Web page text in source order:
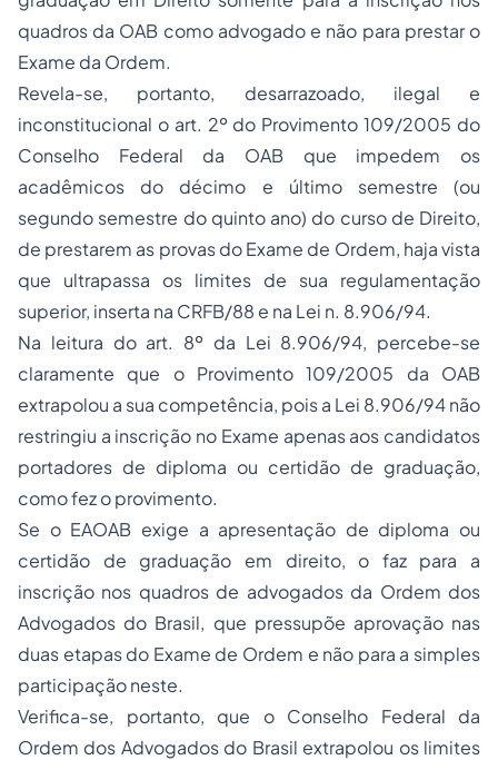
quadros da OAB como advogado e não para prestar o
Exame da Ordem.
Revela-se, portanto, desarrazoado, ilegal e
inconstitucional o art. 2º do Provimento 109/2005 do
Conselho Federal da OAB que impedem os
acadêmicos do décimo e último semestre (ou
segundo semestre do quinto ano) do curso de Direito,
de prestarem as provas do Exame de Ordem, haja vista
que ultrapassa os limites de sua regulamentação
superior, inserta na CRFB/88 e na Lei n. 8.906/94.
Na leitura do art. 8º da Lei 8.906/94, percebe-se
claramente que o Provimento 109/2005 da OAB
extrapolou a sua competência, pois a Lei 8.906/94 não
restringiu a inscrição no Exame apenas aos candidatos
portadores de diploma ou certidão de graduação,
como fez o provimento.
Se o EAOAB exige a apresentação de diploma ou
certidão de graduação em direito, o faz para a
inscrição nos quadros de advogados da Ordem dos
Advogados do Brasil, que pressupõe aprovação nas
duas etapas do Exame de Ordem e não para a simples
participação neste.
Verifica-se, portanto, que o Conselho Federal da
Ordem dos Advogados do Brasil extrapolou os limites